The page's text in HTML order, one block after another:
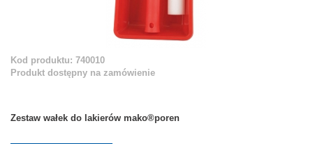
Kod produktu: 740010
Produkt dostępny na zamówienie
Zestaw wałek do lakierów mako®poren